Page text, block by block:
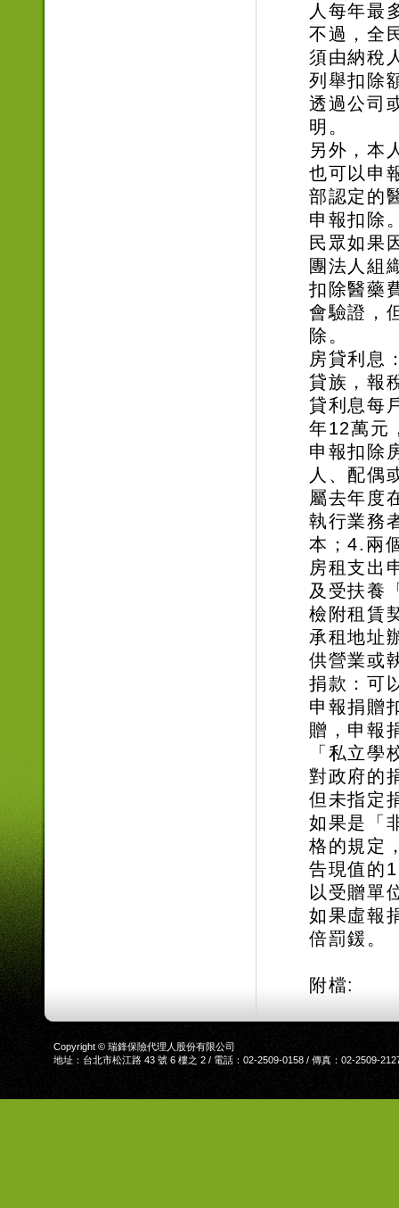
人每年最
不過，全
須由納稅
列舉扣除
透過公司
明。
另外，本
也可以申
部認定的
申報扣除
民眾如果
團法人組
扣除醫藥
會驗證，
除。
房貸利息
貸族，報
貸利息每
年12萬元
申報扣除
人、配偶
屬去年度
執行業務
本；4.兩
房租支出
及受扶養
檢附租賃
承租地址
供營業或
捐款：可
申報捐贈
贈，申報
「私立
對政府的
但未指定
如果是「
格的規定
告現值的
以受贈單
如果虛報
倍罰鍰。
附檔:
Copyright © 瑞鋒保險代理人股份有限公司
地址：台北市松江路 43 號 6 樓之 2 / 電話：02-2509-0158 / 傳真：02-2509-